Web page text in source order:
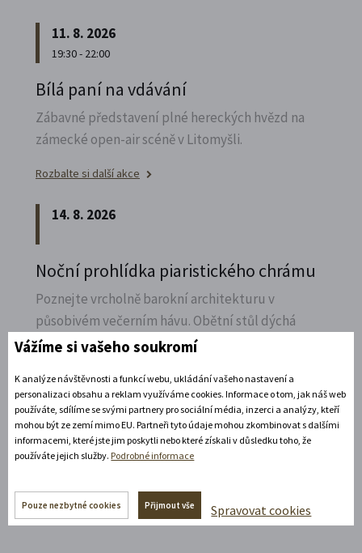
11. 8. 2026
19:30 - 22:00
Bílá paní na vdávání
Zábavné představení plné hereckých hvězd na
zámecké open-air scéně v Litomyšli.
Rozbalte si další akce
14. 8. 2026
Noční prohlídka piaristického chrámu
Poznejte vrcholně barokní architekturu v
působivém večerním hávu. Obětní stůl dýchá
světlem, paprsky laserového kříže protínají
umění.
Rozbalte si další akce
Vážíme si vašeho soukromí
K analýze návštěvnosti a funkcí webu, ukládání vašeho nastavení a
personalizaci obsahu a reklam využíváme cookies. Informace o tom, jak náš web
používáte, sdílíme se svými partnery pro sociální média, inzerci a analýzy, kteří
mohou být ze zemí mimo EU. Partneři tyto údaje mohou zkombinovat s dalšími
informacemi, které jste jim poskytli nebo které získali v důsledku toho, že
používáte jejich služby. Podrobné informace
Pouze nezbytné cookies Přijmout vše Spravovat cookies